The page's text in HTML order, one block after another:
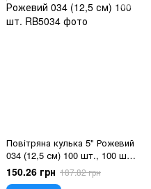
Повітряна кулька 5" Рожевий
034 (12,5 см) 100 шт., 100 шт.,
5"/12.5см, Рожевий, Гелій або
повітря
150.26 грн 187.82 грн